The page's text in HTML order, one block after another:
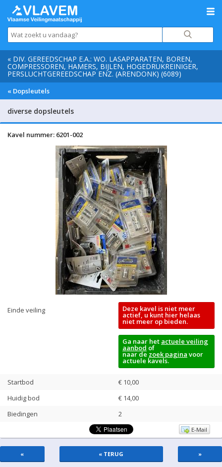
« DIV. GEREEDSCHAP E.A.: WO. LASAPPARATEN, BOREN,
COMPRESSOREN, HAMERS, BIJLEN, HOGEDRUKREINIGER,
PERSLUCHTGEREEDSCHAP ENZ. (ARENDONK) (6089)
« Dopsleutels
diverse dopsleutels
Kavel nummer: 6201-002
Einde veiling Deze kavel is niet meer
actief, u kunt hier helaas
niet meer op bieden.
Ga naar het actuele veiling
aanbod of
naar de zoek pagina voor
actuele kavels.
Startbod
€ 10,00
Huidig bod
€ 14,00
Biedingen
2
E-Mail
« « TERUG »